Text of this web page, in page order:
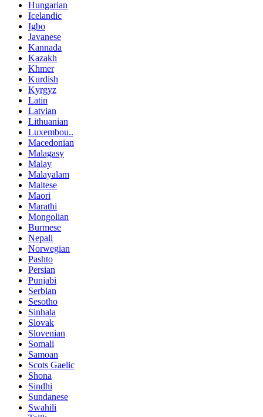
Hungarian
Icelandic
Igbo
Javanese
Kannada
Kazakh
Khmer
Kurdish
Kyrgyz
Latin
Latvian
Lithuanian
Luxembou..
Macedonian
Malagasy
Malay
Malayalam
Maltese
Maori
Marathi
Mongolian
Burmese
Nepali
Norwegian
Pashto
Persian
Punjabi
Serbian
Sesotho
Sinhala
Slovak
Slovenian
Somali
Samoan
Scots Gaelic
Shona
Sindhi
Sundanese
Swahili